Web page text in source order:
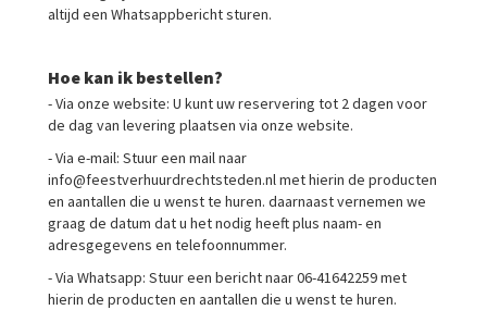
altijd een Whatsappbericht sturen.
Hoe kan ik bestellen?
- Via onze website: U kunt uw reservering tot 2 dagen voor
de dag van levering plaatsen via onze website.
- Via e-mail: Stuur een mail naar
info@feestverhuurdrechtsteden.nl met hierin de producten
en aantallen die u wenst te huren. daarnaast vernemen we
graag de datum dat u het nodig heeft plus naam- en
adresgegevens en telefoonnummer.
- Via Whatsapp: Stuur een bericht naar 06-41642259 met
hierin de producten en aantallen die u wenst te huren.